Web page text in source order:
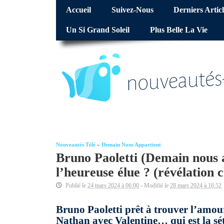
Accueil Suivez-Nous Derniers
Un Si Grand Soleil Plus Belle La Vie
Nouveautés Télé » Demain Nous Appartient
Bruno Paoletti (Demain
l’heureuse élue ? (révélation
Publié le 24 mars 2024 à 06:00 - Modifié le 28 mars 2024 à 16:52
Bruno Paoletti prêt à trouver
Nathan avec Valentine… qui est la